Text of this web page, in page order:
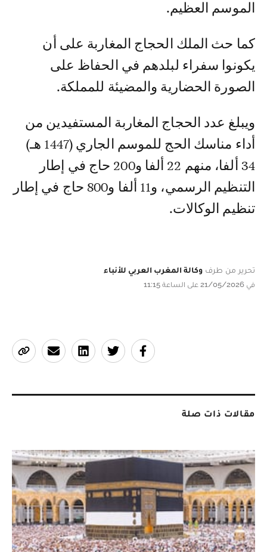
الموسم العظيم.
كما حث الملك الحجاج المغاربة على أن
يكونوا سفراء لبلدهم في الحفاظ على
الصورة الحضارية والمضيئة للمملكة.
ويبلغ عدد الحجاج المغاربة المستفيدين من
أداء مناسك الحج للموسم الجاري (1447 هـ)
34 ألفا، منهم 22 ألفا و200 حاج في إطار
التنظيم الرسمي، و11 ألفا و800 حاج في إطار
تنظيم الوكالات.
تحرير من طرف وكالة المغرب العربي للأنباء
في 21/05/2026 على الساعة 11:15
مقالات ذات صلة